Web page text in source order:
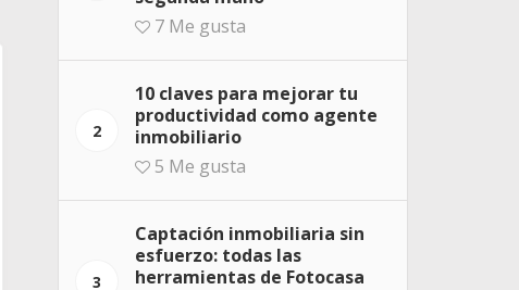
7 Me gusta
2
10 claves para mejorar tu
productividad como agente
inmobiliario
5 Me gusta
3
Captación inmobiliaria sin
esfuerzo: todas las
herramientas de Fotocasa